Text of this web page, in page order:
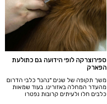
ספירוצרקה לופי הידועה גם כתולעת
הפארק
משך תקופה של שנים "נהנו" כלבי הדרום
מהעדר המחלה באזורינו. בעוד שמאות
כלבים חלו ולעיתים קרובות נפטרו